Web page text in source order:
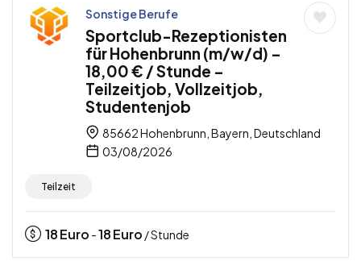
Sonstige Berufe
Sportclub-Rezeptionisten
für Hohenbrunn (m/w/d) –
18,00 € / Stunde –
Teilzeitjob, Vollzeitjob,
Studentenjob
85662 Hohenbrunn, Bayern, Deutschland
03/08/2026
Teilzeit
18Euro -18Euro / Stunde